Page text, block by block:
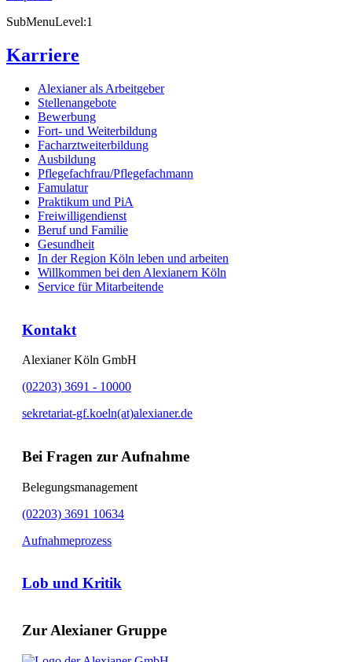
SubMenuLevel:1
Karriere
Alexianer als Arbeitgeber
Stellenangebote
Bewerbung
Fort- und Weiterbildung
Facharztweiterbildung
Ausbildung
Pflegefachfrau/Pflegefachmann
Famulatur
Praktikum und PiA
Freiwilligendienst
Beruf und Familie
Gesundheit
In der Region Köln leben und arbeiten
Willkommen bei den Alexianern Köln
Service für Mitarbeitende
Kontakt
Alexianer Köln GmbH
(02203) 3691 - 10000
sekretariat-gf.koeln(at)alexianer.de
Bei Fragen zur Aufnahme
Belegungsmanagement
(02203) 3691 10634
Aufnahmeprozess
Lob und Kritik
Zur Alexianer Gruppe